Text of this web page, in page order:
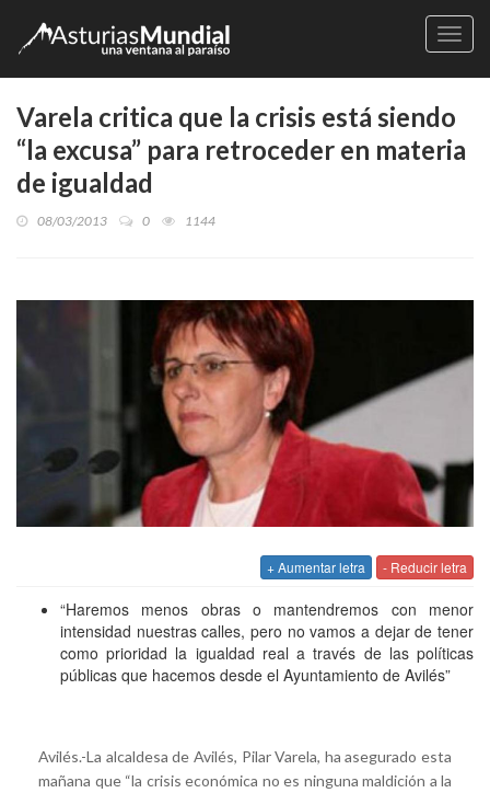
Varela critica que la crisis está siendo
“la excusa” para retroceder en materia
de igualdad
08/03/2013 0 1144
+ Aumentar letra - Reducir letra
“Haremos menos obras o mantendremos con menor
intensidad nuestras calles, pero no vamos a dejar de tener
como prioridad la igualdad real a través de las políticas
públicas que hacemos desde el Ayuntamiento de Avilés”
Avilés.-La alcaldesa de Avilés, Pilar Varela, ha asegurado esta
mañana que “la crisis económica no es ninguna maldición a la